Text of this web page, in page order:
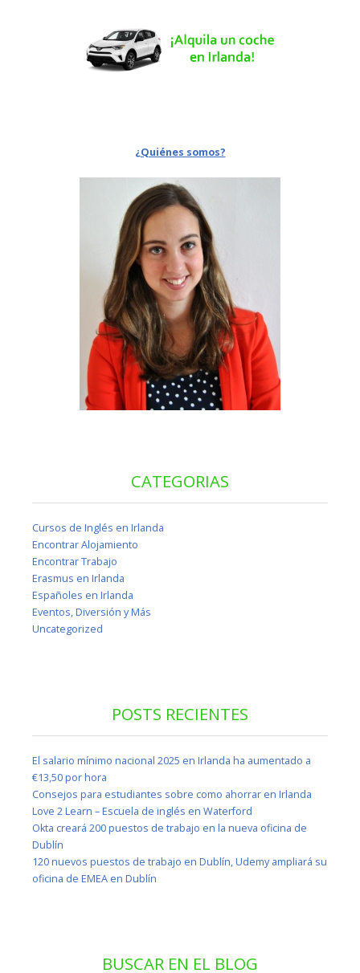
¿Quiénes somos?
CATEGORIAS
Cursos de Inglés en Irlanda
Encontrar Alojamiento
Encontrar Trabajo
Erasmus en Irlanda
Españoles en Irlanda
Eventos, Diversión y Más
Uncategorized
POSTS RECIENTES
El salario mínimo nacional 2025 en Irlanda ha aumentado a
€13,50 por hora
Consejos para estudiantes sobre como ahorrar en Irlanda
Love 2 Learn – Escuela de inglés en Waterford
Okta creará 200 puestos de trabajo en la nueva oficina de
Dublín
120 nuevos puestos de trabajo en Dublín, Udemy ampliará su
oficina de EMEA en Dublín
BUSCAR EN EL BLOG